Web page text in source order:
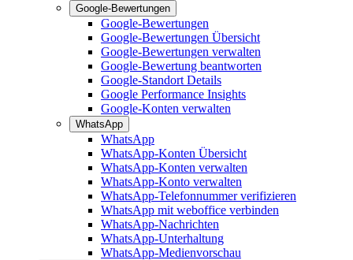
Google-Bewertungen
Google-Bewertungen
Google-Bewertungen Übersicht
Google-Bewertungen verwalten
Google-Bewertung beantworten
Google-Standort Details
Google Performance Insights
Google-Konten verwalten
WhatsApp
WhatsApp
WhatsApp-Konten Übersicht
WhatsApp-Konten verwalten
WhatsApp-Konto verwalten
WhatsApp-Telefonnummer verifizieren
WhatsApp mit weboffice verbinden
WhatsApp-Nachrichten
WhatsApp-Unterhaltung
WhatsApp-Medienvorschau